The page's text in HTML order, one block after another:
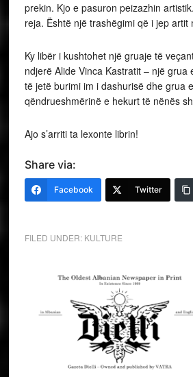
prekin. Kjo e pasuron peizazhin
reja. Është një trashëgimi që i jep artit
Ky libër i kushtohet një gruaje të
ndjerë Alide Vinca Kastratit – një grua
të jetë burimi im i dashurisë dhe grua
qëndrueshmërinë e hekurt të nënës
Ajo s’arriti ta lexonte librin!
Share via:
Facebook Twitter
FILED UNDER: KULTURE